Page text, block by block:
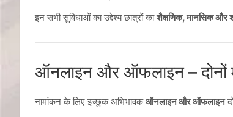
इन सभी सुविधाओं का उद्देश्य छात्रों काशैक्षणिक, मानसिक और
ऑनलाइन और ऑफलाइन – दोनों
नामांकन के लिए इच्छुक अभिभावकऑनलाइन और ऑफलाइन